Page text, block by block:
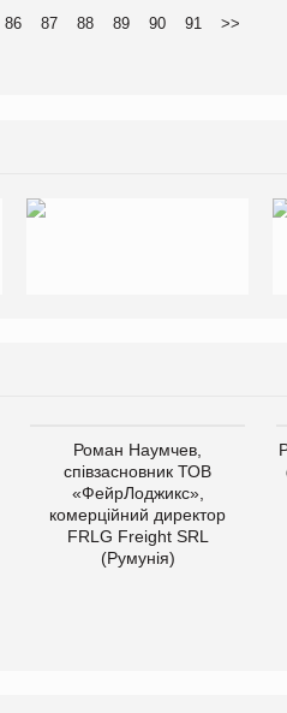
86 87 88 89 90 91 >>
Роман Наумчев,
співзасновник ТОВ
«ФейрЛоджикс»,
комерційний директор
FRLG Freight SRL
(Румунія)